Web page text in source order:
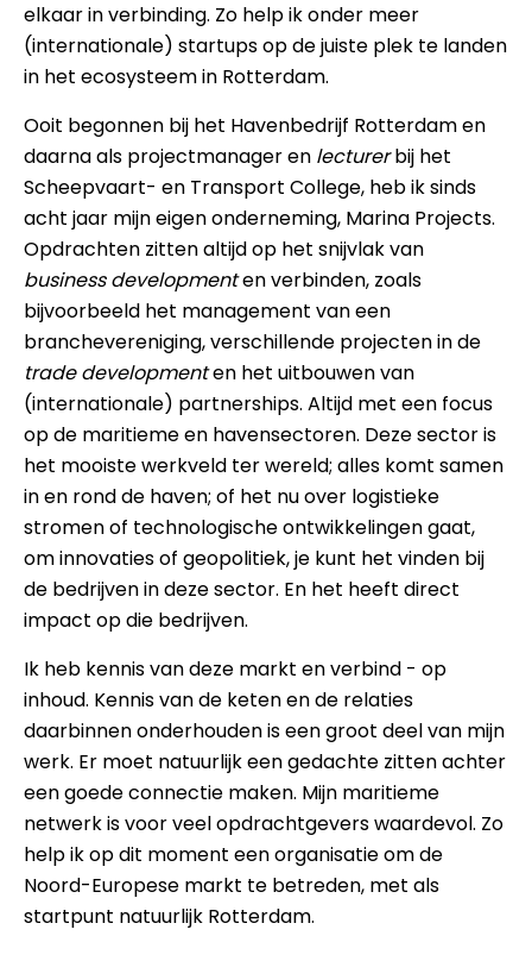
elkaar in verbinding. Zo help ik onder meer
(internationale) startups op de juiste plek te landen
in het ecosysteem in Rotterdam.
Ooit begonnen bij het Havenbedrijf Rotterdam en
daarna als projectmanager en lecturerbij het
Scheepvaart- en Transport College, heb ik sinds
acht jaar mijn eigen onderneming, Marina Projects.
Opdrachten zitten altijd op het snijvlak van
business developmenten verbinden, zoals
bijvoorbeeld het management van een
branchevereniging, verschillende projecten in de
trade developmenten het uitbouwen van
(internationale) partnerships. Altijd met een focus
op de maritieme en havensectoren. Deze sector is
het mooiste werkveld ter wereld; alles komt samen
in en rond de haven; of het nu over logistieke
stromen of technologische ontwikkelingen gaat,
om innovaties of geopolitiek, je kunt het vinden bij
de bedrijven in deze sector. En het heeft direct
impact op die bedrijven.
Ik heb kennis van deze markt en verbind - op
inhoud. Kennis van de keten en de relaties
daarbinnen onderhouden is een groot deel van mijn
werk. Er moet natuurlijk een gedachte zitten achter
een goede connectie maken. Mijn maritieme
netwerk is voor veel opdrachtgevers waardevol. Zo
help ik op dit moment een organisatie om de
Noord-Europese markt te betreden, met als
startpunt natuurlijk Rotterdam.